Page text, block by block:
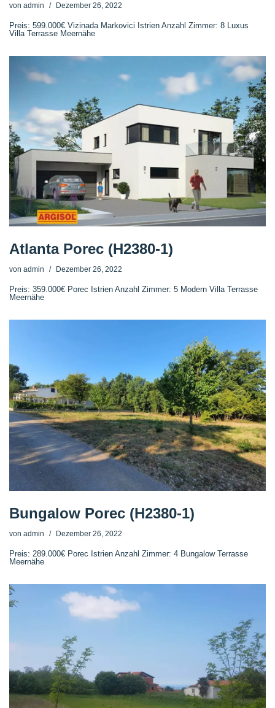
von admin Dezember 26, 2022
Preis: 599.000€ Vizinada Markovici Istrien Anzahl Zimmer: 8 Luxus
Villa Terrasse Meernähe
Atlanta Porec (H2380-1)
von admin Dezember 26, 2022
Preis: 359.000€ Porec Istrien Anzahl Zimmer: 5 Modern Villa Terrasse
Meernähe
Bungalow Porec (H2380-1)
von admin Dezember 26, 2022
Preis: 289.000€ Porec Istrien Anzahl Zimmer: 4 Bungalow Terrasse
Meernähe